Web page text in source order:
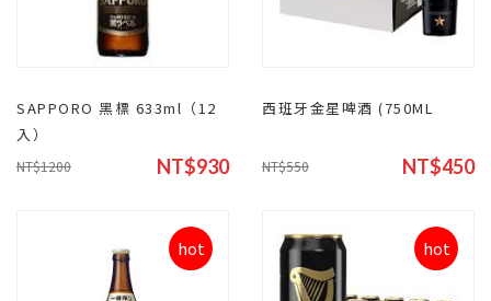
SAPPORO 黑標 633ml（12
入）
NT$1200 NT$930
西班牙金星啤酒 (750ML
NT$550 NT$450
hot hot